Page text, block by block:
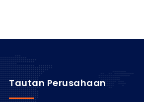
Tautan Perusahaan